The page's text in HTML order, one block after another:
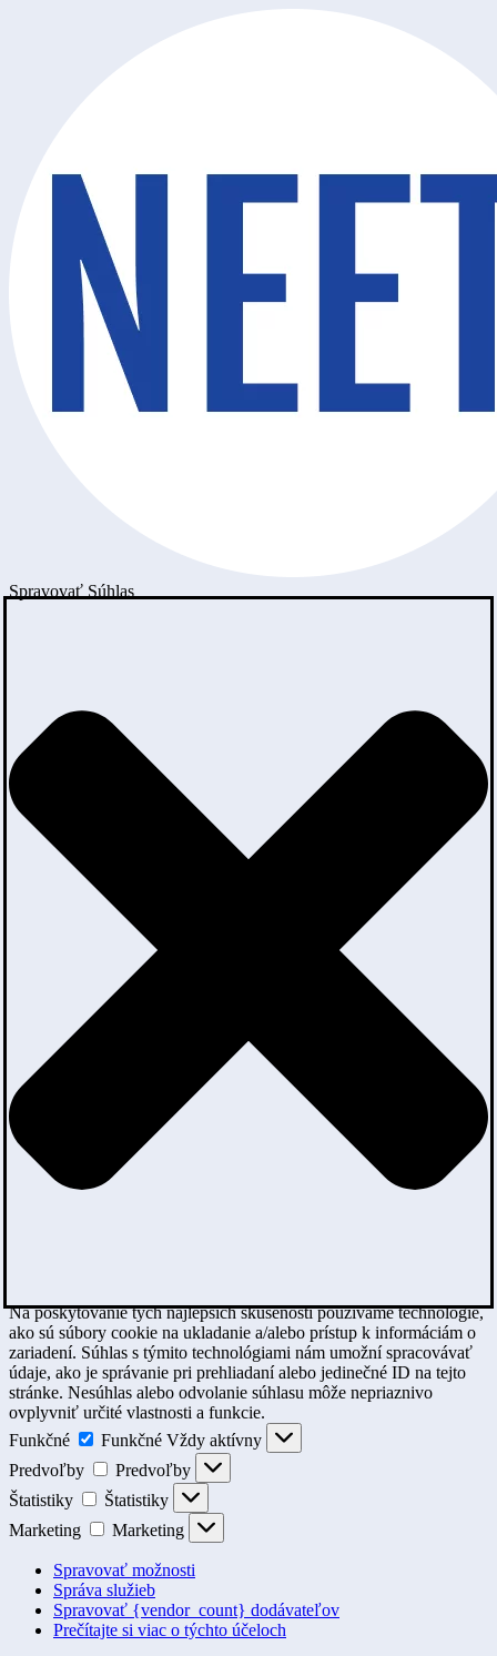
Spravovať Súhlas
Na poskytovanie tých najlepších skúseností používame technológie,
ako sú súbory cookie na ukladanie a/alebo prístup k informáciám o
zariadení. Súhlas s týmito technológiami nám umožní spracovávať
údaje, ako je správanie pri prehliadaní alebo jedinečné ID na tejto
stránke. Nesúhlas alebo odvolanie súhlasu môže nepriaznivo
ovplyvniť určité vlastnosti a funkcie.
Funkčné
Funkčné Vždy aktívny
Predvoľby
Predvoľby
Štatistiky
Štatistiky
Marketing
Marketing
Spravovať možnosti
Správa služieb
Spravovať {vendor_count} dodávateľov
Prečítajte si viac o týchto účeloch